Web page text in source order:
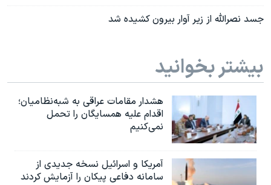
جسد نصرالله از زیر آوار بیرون کشیده شد
بیشتر بخوانید
هشدار مقامات عراقی به شبه‌نظامیان؛
اقدام علیه همسایگان را تحمل
نمی‌کنیم
آمریکا و اسرائیل نسخه جدیدی از
سامانه دفاعی پیکان را آزمایش کردند